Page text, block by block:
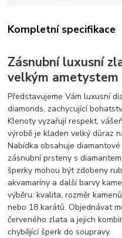
Kompletní specifikace
Zásnubní luxusní
velkým
Představujeme Vám luxusní
diamonds, zachycující
Klenoty vyzařují respekt,
výrobě je kladen velký důraz
Nabídka obsahuje
zásnubní prsteny s
šperky mohou být zdobeny
akvamaríny a další barvy
výběru: kvalita, rozměr
nebo 18 karátů. Objednávat
červeného zlata a jejich
chybějící šperk do soupravy.